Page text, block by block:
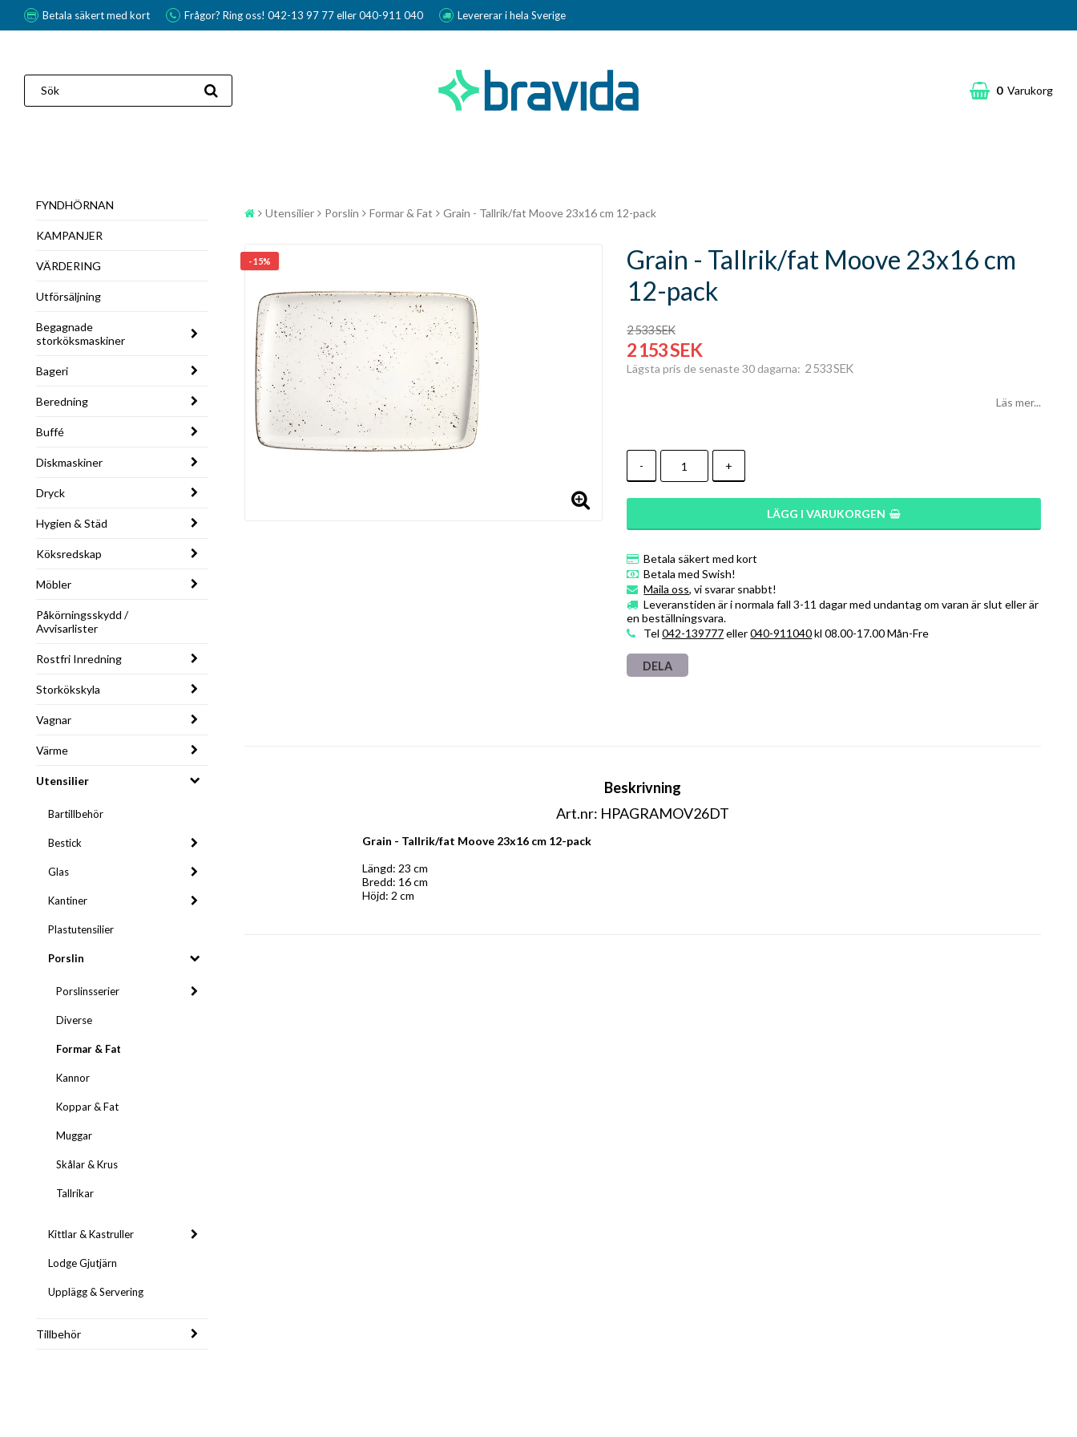
Betala säkert med kort Frågor? Ring oss! 042-13 97 77 eller 040-911 040 Levererar i hela Sverige
0 Varukorg
FYNDHÖRNAN
KAMPANJER
VÄRDERING
Utförsäljning
Begagnade
storköksmaskiner
Bageri
Beredning
Buffé
Diskmaskiner
Dryck
Hygien & Städ
Köksredskap
Möbler
Påkörningsskydd /
Avvisarlister
Rostfri Inredning
Storkökskyla
Vagnar
Värme
Utensilier
Bartillbehör
Bestick
Glas
Kantiner
Plastutensilier
Porslin
Porslinsserier
Diverse
Formar & Fat
Kannor
Koppar & Fat
Muggar
Skålar & Krus
Tallrikar
Kittlar & Kastruller
Lodge Gjutjärn
Upplägg & Servering
Tillbehör
Utensilier Porslin Formar & Fat Grain - Tallrik/fat Moove 23x16 cm 12-pack
- 15%
Grain - Tallrik/fat Moove 23x16 cm
12-pack
2 533 SEK
2 153 SEK
Lägsta pris de senaste 30 dagarna 2 533 SEK
Läs mer...
- +
LÄGG I VARUKORGEN
Betala säkert med kort
Betala med Swish!
Maila oss, vi svarar snabbt!
Leveranstiden är i normala fall 3-11 dagar med undantag om varan är slut eller är
en beställningsvara.
Tel042-139777eller040-911040kl 08.00-17.00 Mån-Fre
DELA
Beskrivning
Art.nr: HPAGRAMOV26DT
Grain - Tallrik/fat Moove 23x16 cm 12-pack
Längd: 23 cm
Bredd: 16 cm
Höjd: 2 cm